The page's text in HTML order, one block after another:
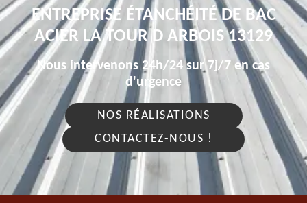
ENTREPRISE ÉTANCHÉITÉ DE BAC
ACIER LA TOUR D ARBOIS 13129
Nous intervenons 24h/24 sur 7j/7 en cas
d'urgence
NOS RÉALISATIONS
CONTACTEZ-NOUS !